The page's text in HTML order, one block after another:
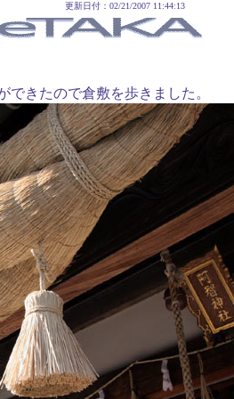
更新日付：02/21/2007 11:44:13
きたので倉敷を歩きました。